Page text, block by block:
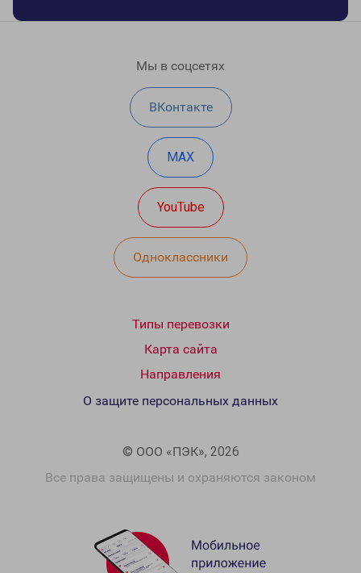
Мы в соцсетях
ВКонтакте
MAX
YouTube
Одноклассники
Типы перевозки
Карта сайта
Направления
© ООО «ПЭК», 2026
Все права защищены и охраняются законом
О защите персональных данных